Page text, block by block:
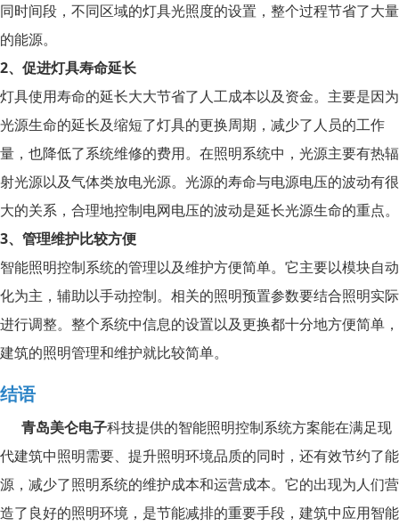
同时间段，不同区域的灯具光照度的设置，整个过程节省了大量
的能源。
2、促进灯具寿命延长
灯具使用寿命的延长大大节省了人工成本以及资金。主要是因为
光源生命的延长及缩短了灯具的更换周期，减少了人员的工作
量，也降低了系统维修的费用。在照明系统中，光源主要有热辐
射光源以及气体类放电光源。光源的寿命与电源电压的波动有很
大的关系，合理地控制电网电压的波动是延长光源生命的重点。
3、管理维护比较方便
智能照明控制系统的管理以及维护方便简单。它主要以模块自动
化为主，辅助以手动控制。相关的照明预置参数要结合照明实际
进行调整。整个系统中信息的设置以及更换都十分地方便简单，
建筑的照明管理和维护就比较简单。
结语
青岛美仑电子科技提供的智能照明控制系统方案能在满足现
代建筑中照明需要、提升照明环境品质的同时，还有效节约了能
源，减少了照明系统的维护成本和运营成本。它的出现为人们营
造了良好的照明环境，是节能减排的重要手段，建筑中应用智能